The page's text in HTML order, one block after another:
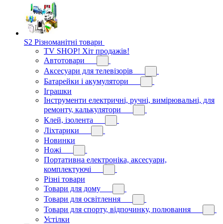
S2 Різноманітні товари
TV SHOP! Хіт продажів!
Автотовари
Аксесуари для телевізорів
Батарейки і акумулятори
Іграшки
Інструменти електричні, ручні, вимірювальні, для
ремонту, калькулятори
Клей, ізолента
Ліхтарики
Новинки
Ножі
Портативна електроніка, аксесуари,
комплектуючі
Різні товари
Товари для дому
Товари для освітлення
Товари для спорту, відпочинку, полювання
Устілки